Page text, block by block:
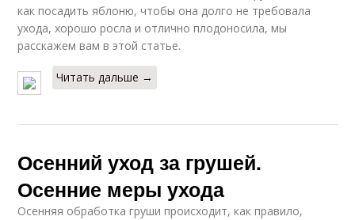
как посадить яблоню, чтобы она долго не требовала
ухода, хорошо росла и отлично плодоносила, мы
расскажем вам в этой статье.
Читать дальше →
Осенний уход за грушей.
Осенние меры ухода
Осенняя обработка груши происходит, как правило,